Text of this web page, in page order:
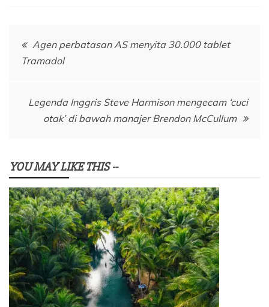
Navigasi
pos
Agen perbatasan AS menyita 30.000 tablet
Tramadol
Legenda Inggris Steve Harmison mengecam ‘cuci
otak’ di bawah manajer Brendon McCullum
YOU MAY LIKE THIS --